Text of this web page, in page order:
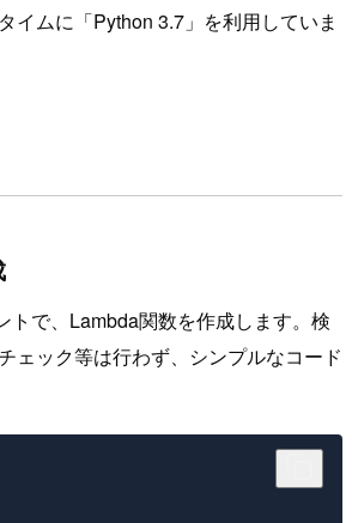
イムに「Python 3.7」を利用していま
トで、Lambda関数を作成します。検
ェック等は行わず、シンプルなコード